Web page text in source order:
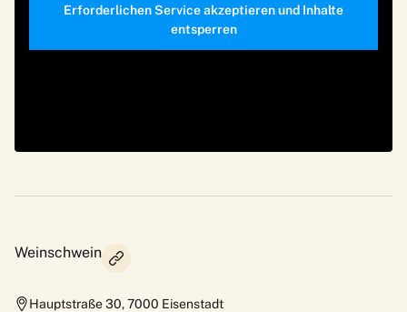
Erforderlichen Service akzeptieren und Inhalte
entsperren
Weinschwein
Hauptstraße 30,7000 Eisenstadt